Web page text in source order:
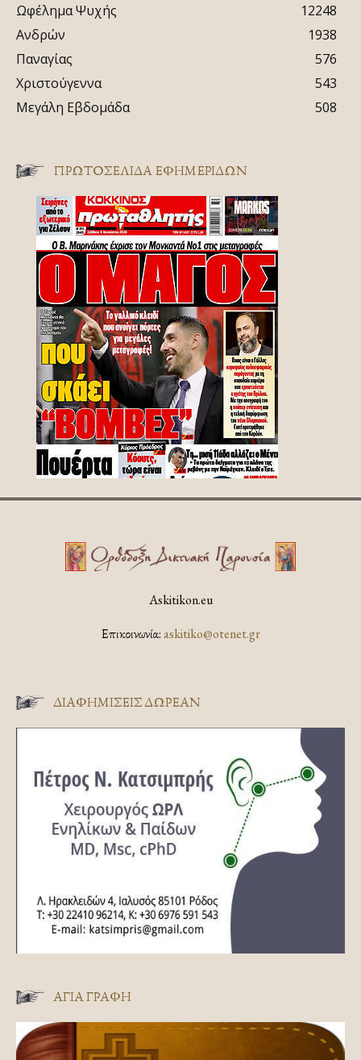
Ωφέλημα Ψυχής
12248
Ανδρών
1938
Παναγίας
576
Χριστούγεννα
543
Μεγάλη Εβδομάδα
508
ΠΡΩΤΟΣΈΛΙΔΑ ΕΦΗΜΕΡΊΔΩΝ
Askitikon.eu
Επικοινωνία:askitiko@otenet.gr
ΔΙΑΦΗΜΊΣΕΙΣ ΔΩΡΕΆΝ
ΑΓΊΑ ΓΡΑΦΉ